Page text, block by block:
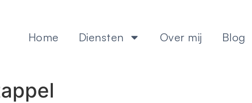
Home Diensten Over mij Blog